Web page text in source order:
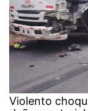
Violento